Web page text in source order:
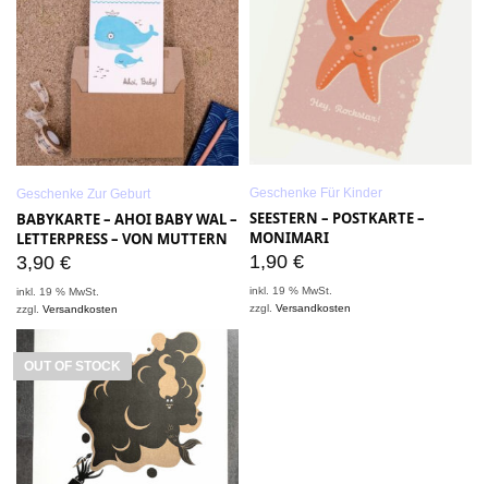
Geschenke Zur Geburt
BABYKARTE – AHOI BABY WAL –
LETTERPRESS – VON MUTTERN
3,90 €
inkl. 19 % MwSt.
zzgl.Versandkosten
Geschenke Für Kinder
SEESTERN – POSTKARTE –
MONIMARI
1,90 €
inkl. 19 % MwSt.
zzgl.Versandkosten
OUT OF STOCK